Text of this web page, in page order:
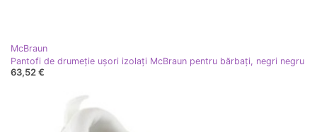
McBraun
Pantofi de drumeție ușori izolați McBraun pentru bărbați, negri negru
63,52 €